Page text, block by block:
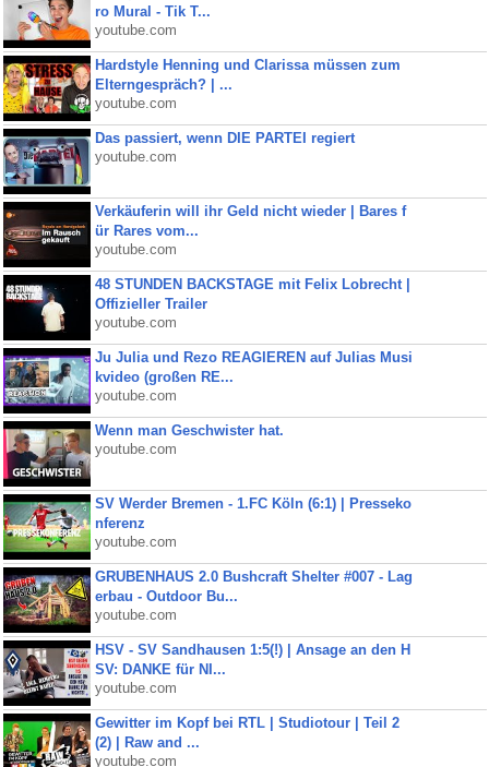
ro Mural - Tik T...
youtube.com
Hardstyle Henning und Clarissa müssen zum
Elterngespräch? | ...
youtube.com
Das passiert, wenn DIE PARTEI regiert
youtube.com
Verkäuferin will ihr Geld nicht wieder | Bares f
ür Rares vom...
youtube.com
48 STUNDEN BACKSTAGE mit Felix Lobrecht |
Offizieller Trailer
youtube.com
Ju Julia und Rezo REAGIEREN auf Julias Musi
kvideo (großen RE...
youtube.com
Wenn man Geschwister hat.
youtube.com
SV Werder Bremen - 1.FC Köln (6:1) | Presseko
nferenz
youtube.com
GRUBENHAUS 2.0 Bushcraft Shelter #007 - Lag
erbau - Outdoor Bu...
youtube.com
HSV - SV Sandhausen 1:5(!) | Ansage an den H
SV: DANKE für NI...
youtube.com
Gewitter im Kopf bei RTL | Studiotour | Teil 2
(2) | Raw and ...
youtube.com